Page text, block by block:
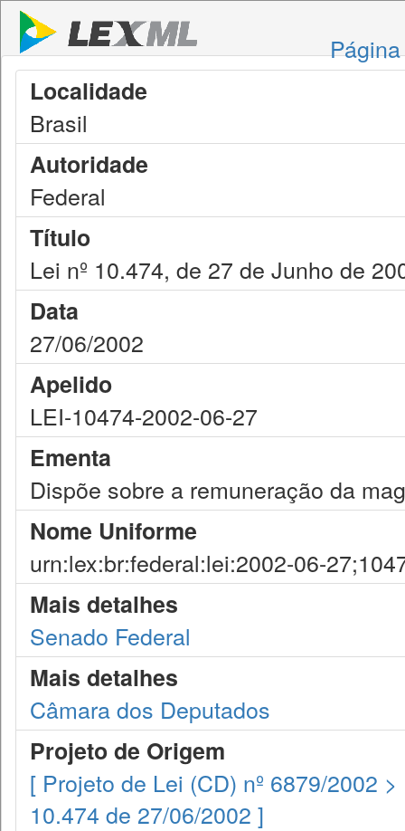
Localidade
Brasil
Autoridade
Federal
Título
Lei nº 10.474, de 27 de Junho de
Data
27/06/2002
Apelido
LEI-10474-2002-06-27
Ementa
Dispõe sobre a remuneração da
Nome Uniforme
urn:lex:br:federal:lei:2002-06-
Mais detalhes
Senado Federal
Mais detalhes
Câmara dos Deputados
Projeto de Origem
[ Projeto de Lei (CD) nº 6879/2002
10.474 de 27/06/2002 ]